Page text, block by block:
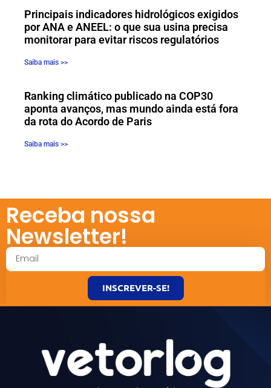
Principais indicadores hidrológicos exigidos
por ANA e ANEEL: o que sua usina precisa
monitorar para evitar riscos regulatórios
Saiba mais >>
Ranking climático publicado na COP30
aponta avanços, mas mundo ainda está fora
da rota do Acordo de Paris
Saiba mais >>
Receba nossa
Newsletter!
INSCREVER-SE!